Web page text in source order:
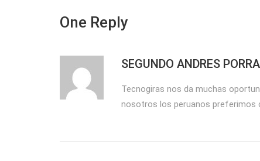
One Reply
SEGUNDO ANDRES
Tecnogiras nos da muchas
nosotros los peruanos preferimos